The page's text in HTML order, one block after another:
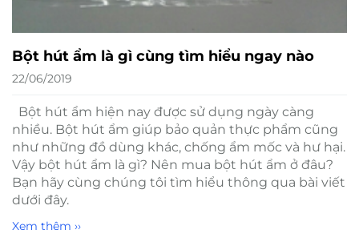
Bột hút ẩm là gì cùng tìm hiểu ngay nào
22/06/2019
Bột hút ẩm hiện nay được sử dụng ngày càng
nhiều. Bột hút ẩm giúp bảo quản thực phẩm cũng
như những đồ dùng khác, chống ẩm mốc và hư hại.
Vậy bột hút ẩm là gì? Nên mua bột hút ẩm ở đâu?
Bạn hãy cùng chúng tôi tìm hiểu thông qua bài viết
dưới đây.
Xem thêm ››